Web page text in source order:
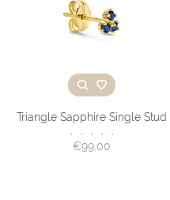
Triangle Sapphire Single Stud
• • • • •
€99,00